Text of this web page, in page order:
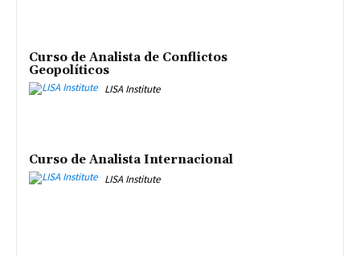
Curso de Analista de Conflictos
Geopolíticos
LISA Institute
Curso de Analista Internacional
LISA Institute